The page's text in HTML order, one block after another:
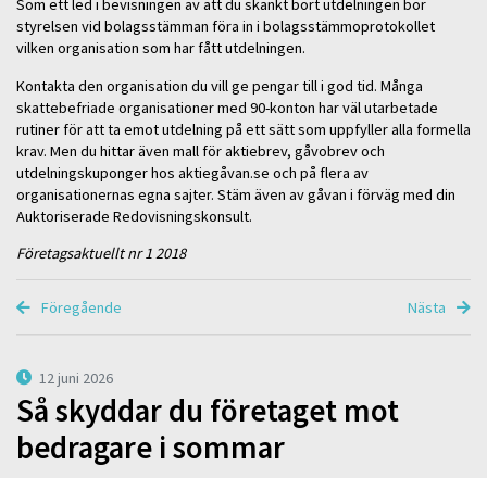
Som ett led i bevisningen av att du skänkt bort utdelningen bör
styrelsen vid bolagsstämman föra in i bolagsstämmoprotokollet
vilken organisation som har fått utdelningen.
Kontakta den organisation du vill ge pengar till i god tid. Många
skattebefriade organisationer med 90-konton har väl utarbetade
rutiner för att ta emot utdelning på ett sätt som uppfyller alla formella
krav. Men du hittar även mall för aktiebrev, gåvobrev och
utdelningskuponger hos aktiegåvan.se och på flera av
organisationernas egna sajter. Stäm även av gåvan i förväg med din
Auktoriserade Redovisningskonsult.
Företagsaktuellt nr 1 2018
Föregående Nästa
12 juni 2026
Så skyddar du företaget mot
bedragare i sommar